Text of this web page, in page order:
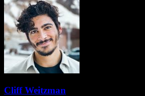
Cliff Weitzman